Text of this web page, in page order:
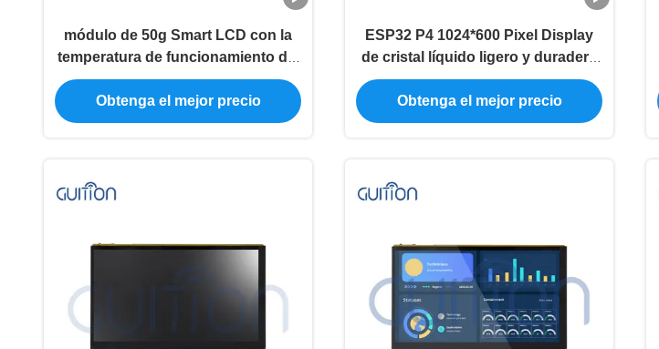
módulo de 50g Smart LCD con la
temperatura de funcionamiento del
color del RGB 65K -20℃~70℃ 2,8
pulgadas
Obtenga el mejor precio
ESP32 P4 1024*600 Pixel Display
de cristal líquido ligero y duradero
Peso del producto 600mA
Obtenga el mejor precio